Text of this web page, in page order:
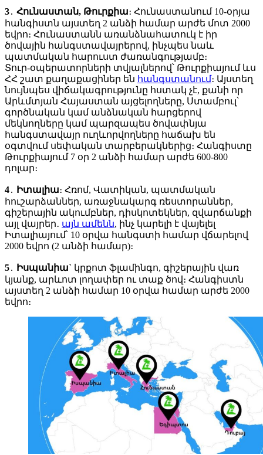
3․ Հունաստան, Թուրքիա։ Հունաստանում 10-օրյա
հանգիստն այստեղ 2 անձի համար արժե մոտ 2000
եվրո։ Հունաստանն առանձնահատուկ է իր
ծովային հանգստավայրերով, ինչպես նաև
պատմական հարուստ ժառանգությամբ։
Տուր-օպերատորների տվյալներով՝ Թուրքիայում ևս
ՀՀ շատ քաղաքացիներ են հանգստանում։ Այստեղ
նույնպես վիճակագրությունը հստակ չէ, քանի որ
Արևմտյան Հայաստան այցելողները, Ստամբուլ՝
գործնական կամ անձնական հարցերով
մեկնողները կամ պարզապես ծովափնյա
հանգստավայր ուղևորվողները հաճախ են
օգտվում սեփական տարբերակներից։ Հանգիստը
Թուրքիայում 7 օր 2 անձի համար արժե 600-800
դոլար։
4․ Իտալիա։ Հռոմ, Վատիկան, պատմական
հուշարձաններ, առաջնակարգ ռեստորաններ,
գիշերային ակումբներ, դիսկոտեկներ, զվարճանքի
այլ վայրեր․ այն ամենն, ինչ կարելի է վայելել
Իտալիայում՝ 10 օրվա հանգստի համար վճարելով
2000 եվրո (2 անձի համար)։
5․ Իսպանիա` կրքոտ ֆլամինգո, գիշերային վառ
կյանք, արևոտ լողափեր ու տաք ծով։ Հանգիստն
այստեղ 2 անձի համար 10 օրվա համար արժե 2000
եվրո։